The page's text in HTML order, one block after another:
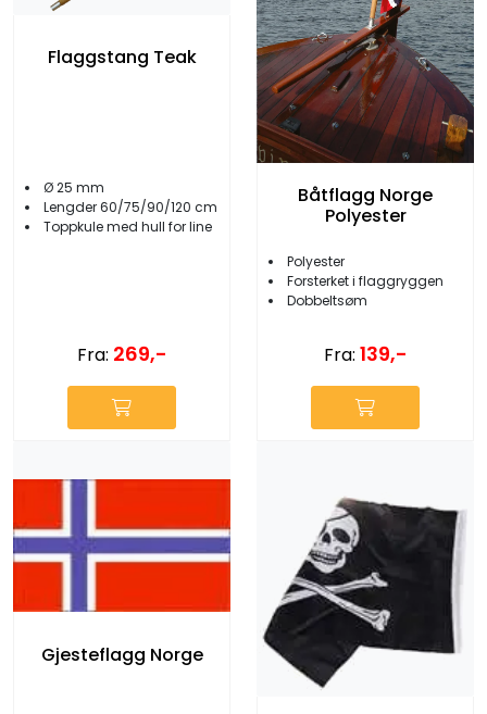
Flaggstang Teak
Ø 25 mm
Lengder 60/75/90/120 cm
Toppkule med hull for line
Fra: 269,-
Båtflagg Norge
Polyester
Polyester
Forsterket i flaggryggen
Dobbeltsøm
Fra: 139,-
Gjesteflagg Norge